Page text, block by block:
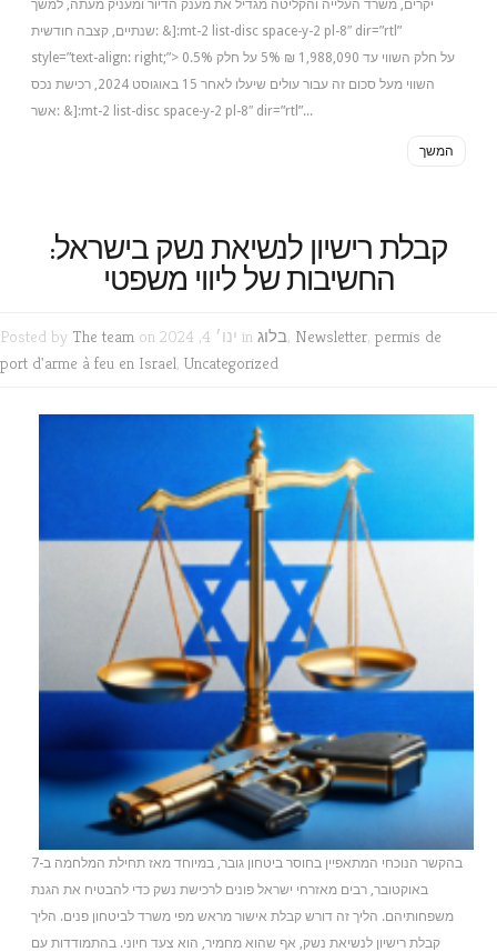
יקרים, משרד העלייה והקליטה מגדיל את מענק הדיור ומעניק מעתה, למשך
שנתיים, קצבה חודשית: &]:mt-2 list-disc space-y-2 pl-8″ dir=”rtl”
style=”text-align: right;”> 0.5% על חלק השווי עד 1,988,090 ₪ 5% על חלק
השווי מעל סכום זה עבור עולים שיעלו לאחר 15 באוגוסט 2024, רכישת נכס
אשר: &]:mt-2 list-disc space-y-2 pl-8″ dir=”rtl”...
המשך
קבלת רישיון לנשיאת נשק בישראל:
החשיבות של ליווי משפטי
Posted by The team on ינו׳ 4, 2024 in בלוג, Newsletter, permis de
port d'arme à feu en Israel, Uncategorized
בהקשר הנוכחי המתאפיין בחוסר ביטחון גובר, במיוחד מאז תחילת המלחמה ב-7
באוקטובר, רבים מאזרחי ישראל פונים לרכישת נשק כדי להבטיח את הגנת
משפחותיהם. הליך זה דורש קבלת אישור מראש מפי משרד לביטחון פנים. הליך
קבלת רישיון לנשיאת נשק, אף שהוא מחמיר, הוא צעד חיוני. בהתמודדות עם